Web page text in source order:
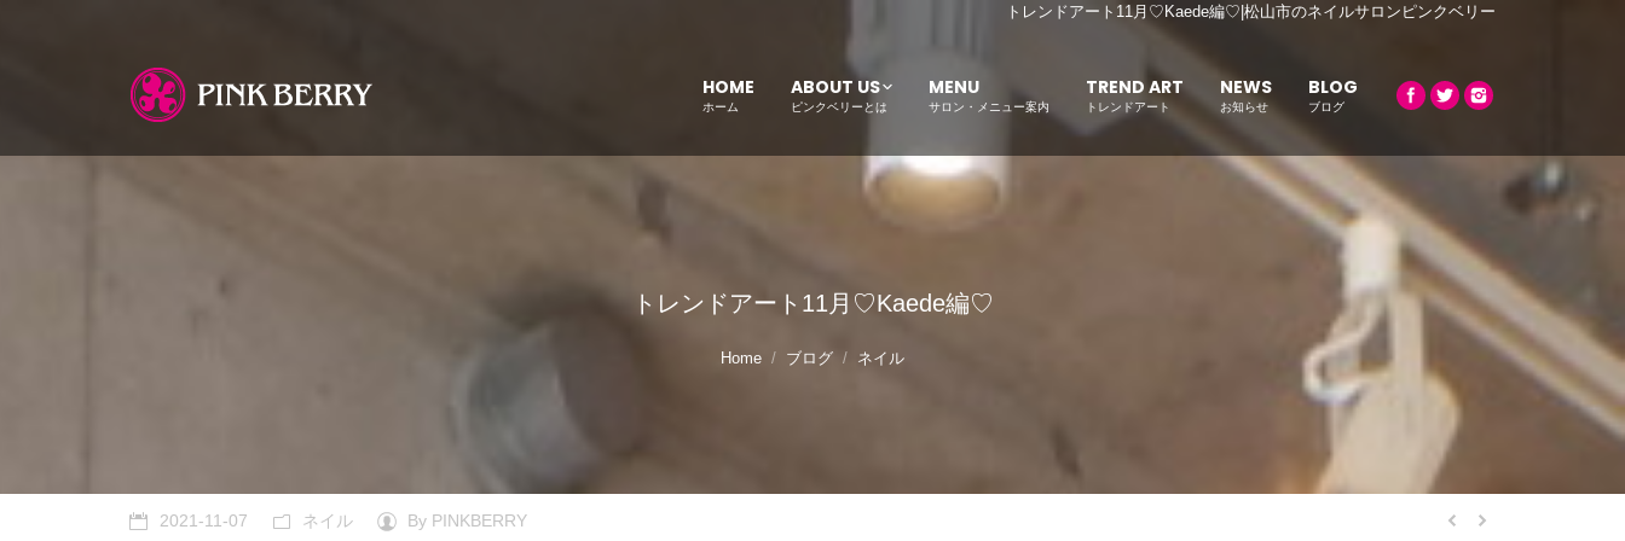
トレンドアート11月♡Kaede編♡|松山市のネイルサロンピンクベリー
HOME
ホーム
ABOUT US
ピンクベリーとは
MENU
サロン・メニュー案内
TREND ART
トレンドアート
NEWS
お知らせ
BLOG
ブログ
トレンドアート11月♡Kaede編♡
Home ブログ ネイル
2021-11-07 ネイル By PINKBERRY